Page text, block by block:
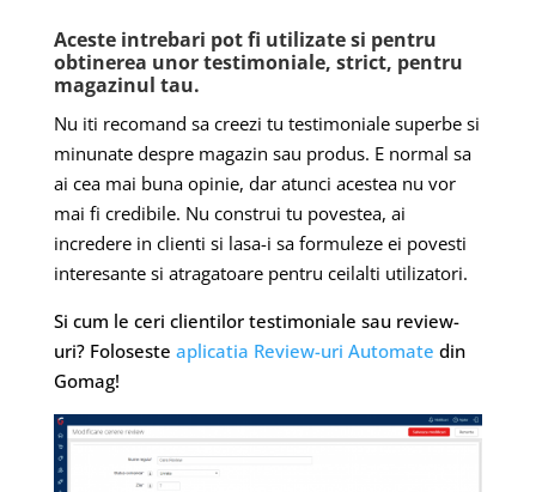
Aceste intrebari pot fi utilizate si pentru
obtinerea unor testimoniale, strict, pentru
magazinul tau.
Nu iti recomand sa creezi tu testimoniale superbe si
minunate despre magazin sau produs. E normal sa
ai cea mai buna opinie, dar atunci acestea nu vor
mai fi credibile. Nu construi tu povestea, ai
incredere in clienti si lasa-i sa formuleze ei povesti
interesante si atragatoare pentru ceilalti utilizatori.
Si cum le ceri clientilor testimoniale sau review-
uri? Foloseste aplicatia Review-uri Automate din
Gomag!